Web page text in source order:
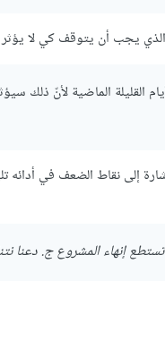
يجب أن يتوقف كي لا يؤثر
الماضية لأنّ ذلك
نقاط الضعف في أدائه
إنهاء المشروع ج. دعنا